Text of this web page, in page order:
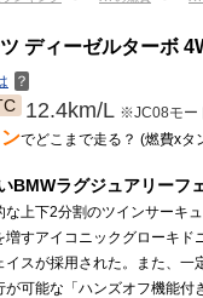
ディーゼルターボ
？
12.4km/L ※JC08モー
でどこまで走る？ (燃費xタ
BMWラグジュアリーフ
な上下2分割のツインサーキ
増すアイコニックグローキド
イスが採用された。また、一
が可能な「ハンズオフ機能付